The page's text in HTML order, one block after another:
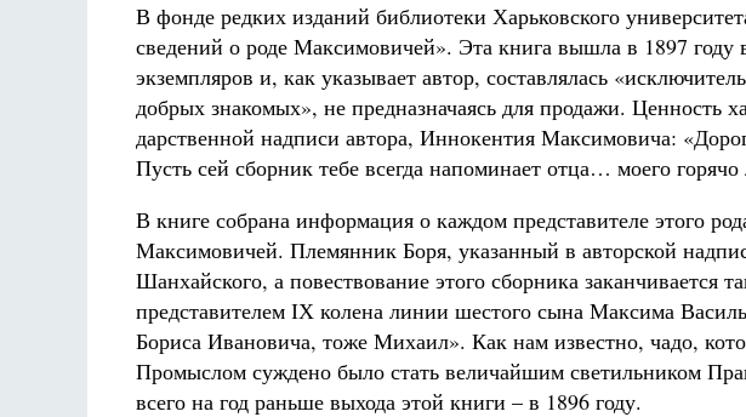
В фонде редких изданий библиотеки Харьковского
сведений о роде Максимовичей». Эта книга вышла в 1897 году
экземпляров и, как указывает автор, составлялась
добрых знакомых», не предназначаясь для продажи. Ценность
дарственной надписи автора, Иннокентия Максимовича:
Пусть сей сборник тебе всегда напоминает отца… моего
В книге собрана информация о каждом представителе этого
Максимовичей. Племянник Боря, указанный в авторской
Шанхайского, а повествование этого сборника заканчивается
представителем ІХ колена линии шестого сына Максима
Бориса Ивановича, тоже Михаил». Как нам известно, чадо,
Промыслом суждено было стать величайшим светильником
всего на год раньше выхода этой книги – в 1896 году.